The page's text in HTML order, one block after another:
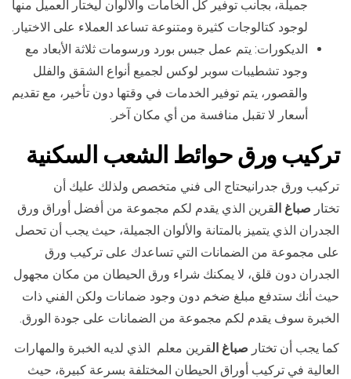
جميلة، بجانب توفير كل الخامات والألوان ليختار العميل منها
لوجود كتالوجات كثيرة ومتنوعة تساعد العملاء على الاختيار.
الديكورات: يتم عمل جبس بورد ورسومات ثلاثة الأبعاد مع
وجود تشطيبات سوبر لوكس لجميع أنواع الشقق والفلل
والقصور، يتم توفير الخدمات في وقتها دون تأخير، مع تقديم
أسعار لا تقبل منافسة من أي مكان آخر.
تركيب ورق حوائط الشعب السكنية
تركيب ورق جدرانيحتاج الى فني متخصص ولذلك عليك أن
تختار صباغ القرين الذي يقدم لكم مجموعة من أفضل أوراق ورق
الجدران الذي يتميز بالمتانة والألوان الجميلة، حيث يجب أن تحصل
على مجموعة من الضمانات التي تساعدك على تركيب ورق
الجدران دون قلق، لا يمكنك شراء ورق الحيطان من مكان مجهول
حيث أنك ستدفع مبلغ ضخم دون وجود ضمانات ولكن الفني ذات
الخبرة سوف يقدم لكم مجموعة من الضمانات على جودة الورق.
كما يجب أن تختار صباغ القرين معلم الذي لديه الخبرة والمهارات
العالية في تركيب أوراق الحيطان المختلفة بسرعة كبيرة، حيث